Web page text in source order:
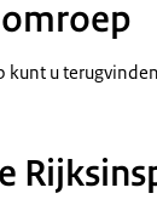
kunt u